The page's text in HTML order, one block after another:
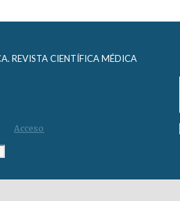
REVISTA CIENTÍFICA MÉDICA
Acceso